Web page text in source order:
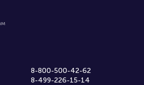
8-800-500-42-62
8-499-226-15-14